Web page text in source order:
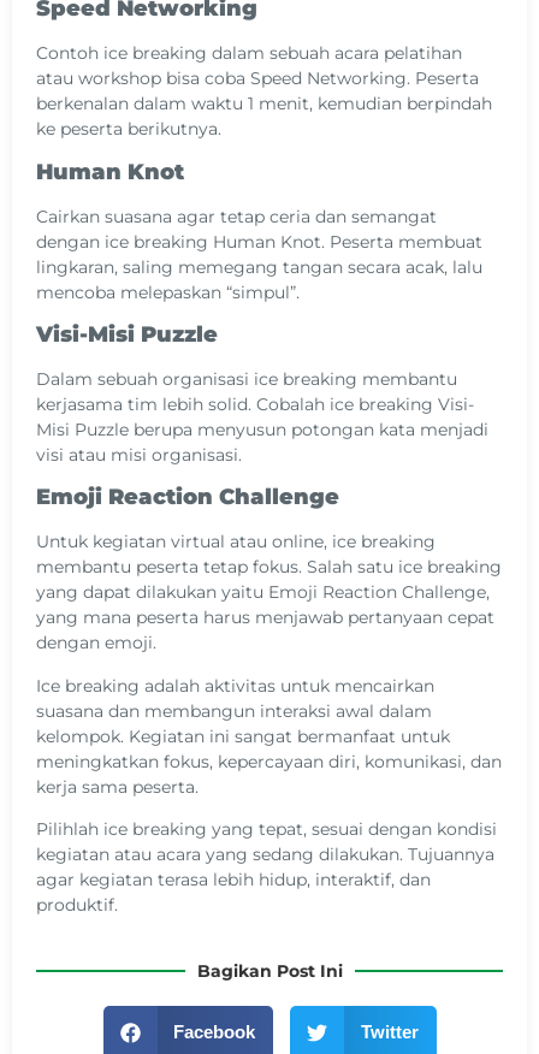
Speed Networking
Contoh ice breaking dalam sebuah acara pelatihan
atau workshop bisa coba Speed Networking. Peserta
berkenalan dalam waktu 1 menit, kemudian berpindah
ke peserta berikutnya.
Human Knot
Cairkan suasana agar tetap ceria dan semangat
dengan ice breaking Human Knot. Peserta membuat
lingkaran, saling memegang tangan secara acak, lalu
mencoba melepaskan “simpul”.
Visi-Misi Puzzle
Dalam sebuah organisasi ice breaking membantu
kerjasama tim lebih solid. Cobalah ice breaking Visi-
Misi Puzzle berupa menyusun potongan kata menjadi
visi atau misi organisasi.
Emoji Reaction Challenge
Untuk kegiatan virtual atau online, ice breaking
membantu peserta tetap fokus. Salah satu ice breaking
yang dapat dilakukan yaitu Emoji Reaction Challenge,
yang mana peserta harus menjawab pertanyaan cepat
dengan emoji.
Ice breaking adalah aktivitas untuk mencairkan
suasana dan membangun interaksi awal dalam
kelompok. Kegiatan ini sangat bermanfaat untuk
meningkatkan fokus, kepercayaan diri, komunikasi, dan
kerja sama peserta.
Pilihlah ice breaking yang tepat, sesuai dengan kondisi
kegiatan atau acara yang sedang dilakukan. Tujuannya
agar kegiatan terasa lebih hidup, interaktif, dan
produktif.
Bagikan Post Ini
Facebook Twitter